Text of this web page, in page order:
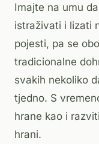
Imajte na umu
istraživati i lizati
pojesti, pa se
tradicionalne
svakih nekoliko
tjedno. S
hrane kao i
hrani.